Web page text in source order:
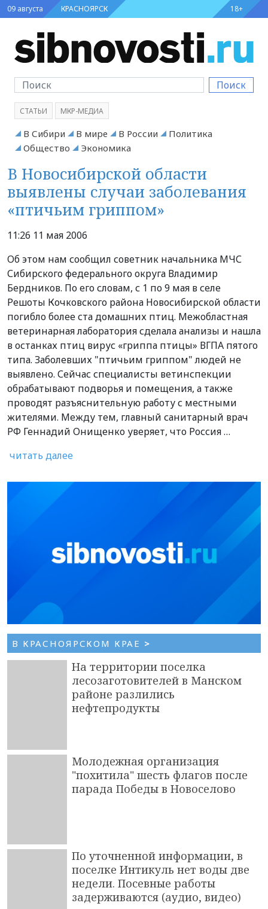
09 августа КРАСНОЯРСК 18+
Поиск
СТАТЬИ МКР-МЕДИА
В Сибири В мире В России
Политика
Общество
Экономика
В Новосибирской области
выявлены случаи заболевания
«птичьим гриппом»
11:26 11 мая 2006
Об этом нам сообщил советник начальника МЧС
Сибирского федерального округа Владимир
Бердников. По его словам, с 1 по 9 мая в селе
Решоты Кочковского района Новосибирской области
погибло более ста домашних птиц. Межобластная
ветеринарная лаборатория сделала анализы и нашла
в останках птиц вирус «гриппа птицы» ВГПА пятого
типа. Заболевших "птичьим гриппом" людей не
выявлено. Сейчас специалисты ветинспекции
обрабатывают подворья и помещения, а также
проводят разъяснительную работу с местными
жителями. Между тем, главный санитарный врач
РФ Геннадий Онищенко уверяет, что Россия …
читать далее
В КРАСНОЯРСКОМ КРАЕ >
На территории поселка
лесозаготовителей в Манском
районе разлились
нефтепродукты
Молодежная организация
"похитила" шесть флагов после
парада Победы в Новоселово
По уточненной информации, в
поселке Интикуль нет воды две
недели. Посевные работы
задерживаются (аудио, видео)